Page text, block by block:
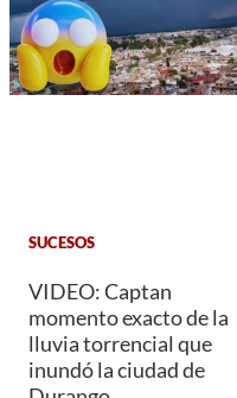
SUCESOS
VIDEO: Captan
momento exacto de la
lluvia torrencial que
inundó la ciudad de